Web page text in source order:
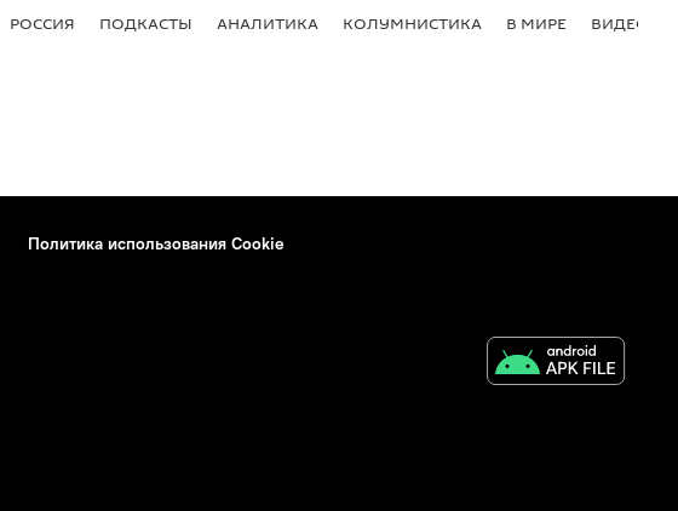
РОССИЯ ПОДКАСТЫ АНАЛИТИКА КОЛУМНИСТИКА В МИРЕ ВИДЕО
Политика использования Cookie